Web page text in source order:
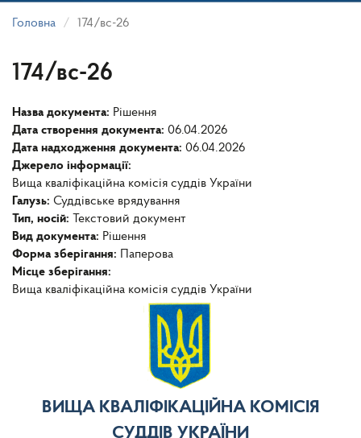
Головна 174/вс-26
174/вс-26
Назва документа: Рішення
Дата створення документа: 06.04.2026
Дата надходження документа: 06.04.2026
Джерело інформації:
Вища кваліфікаційна комісія суддів України
Галузь: Суддівське врядування
Тип, носій:
Текстовий документ
Вид документа: Рішення
Форма зберігання:
Паперова
Місце зберігання:
Вища кваліфікаційна комісія суддів України
ВИЩА КВАЛІФІКАЦІЙНА КОМІСІЯ
СУДДІВ УКРАЇНИ